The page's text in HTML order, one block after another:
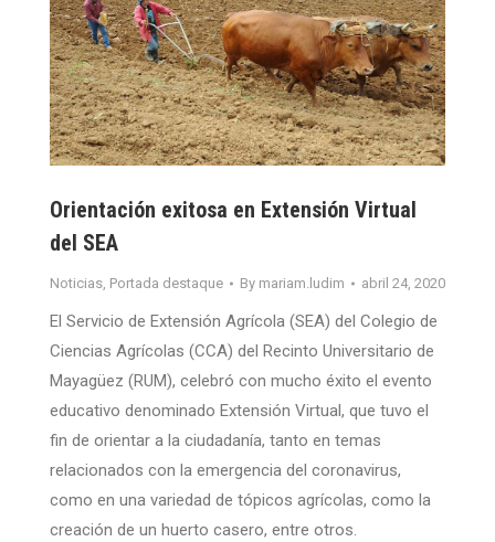
Orientación exitosa en Extensión Virtual
del SEA
Noticias, Portada destaque By mariam.ludim abril 24, 2020
El Servicio de Extensión Agrícola (SEA) del Colegio de
Ciencias Agrícolas (CCA) del Recinto Universitario de
Mayagüez (RUM), celebró con mucho éxito el evento
educativo denominado Extensión Virtual, que tuvo el
fin de orientar a la ciudadanía, tanto en temas
relacionados con la emergencia del coronavirus,
como en una variedad de tópicos agrícolas, como la
creación de un huerto casero, entre otros.